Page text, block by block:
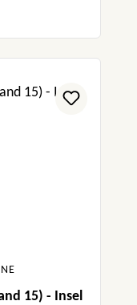
15) - Insel